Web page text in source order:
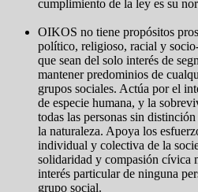
cumplimiento de la ley es su
OIKOS no tiene propósitos
político, religioso, racial y
que sean del solo interés de
mantener predominios de
grupos sociales. Actúa por el
de especie humana, y la
todas las personas sin
la naturaleza. Apoya los
individual y colectiva de la
solidaridad y compasión cívica
interés particular de ninguna
grupo social.